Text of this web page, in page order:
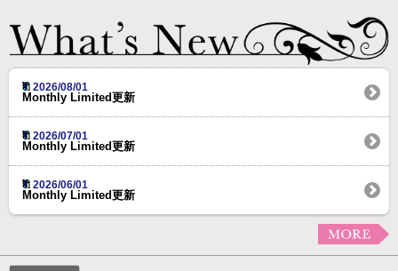
2026/08/01
Monthly Limited更新
2026/07/01
Monthly Limited更新
2026/06/01
Monthly Limited更新